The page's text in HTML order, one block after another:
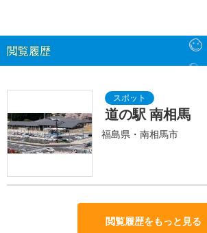
閲覧履歴
道の駅 南相馬
福島県・南相馬市
閲覧履歴をもっと見る